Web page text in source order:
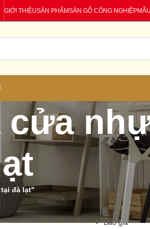
GIỚI THIỆUSẢN PHẨMSÀN GỖ CÔNG NGHIỆP
cửa
đà lạt"
Báo giá